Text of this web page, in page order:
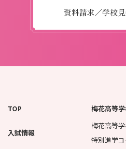
資料請求／学校
TOP
入試情報
梅花高等
梅花高等
特別進学コ